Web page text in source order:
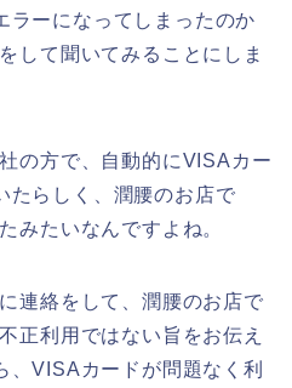
ラーになってしまったのか
して聞いてみることにしま
の方で、自動的にVISAカー
たらしく、潤腰のお店で
みたいなんですよね。
連絡をして、潤腰のお店で
正利用ではない旨をお伝え
、VISAカードが問題なく利